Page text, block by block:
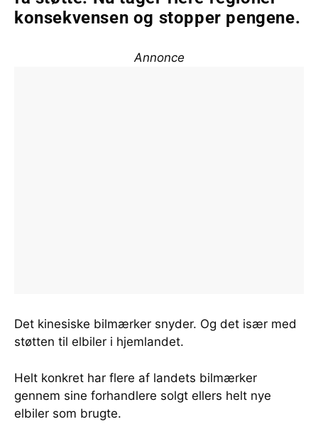
konsekvensen og stopper pengene.
Annonce
Det kinesiske bilmærker snyder. Og det især med
støtten til elbiler i hjemlandet.
Helt konkret har flere af landets bilmærker
gennem sine forhandlere solgt ellers helt nye
elbiler som brugte.